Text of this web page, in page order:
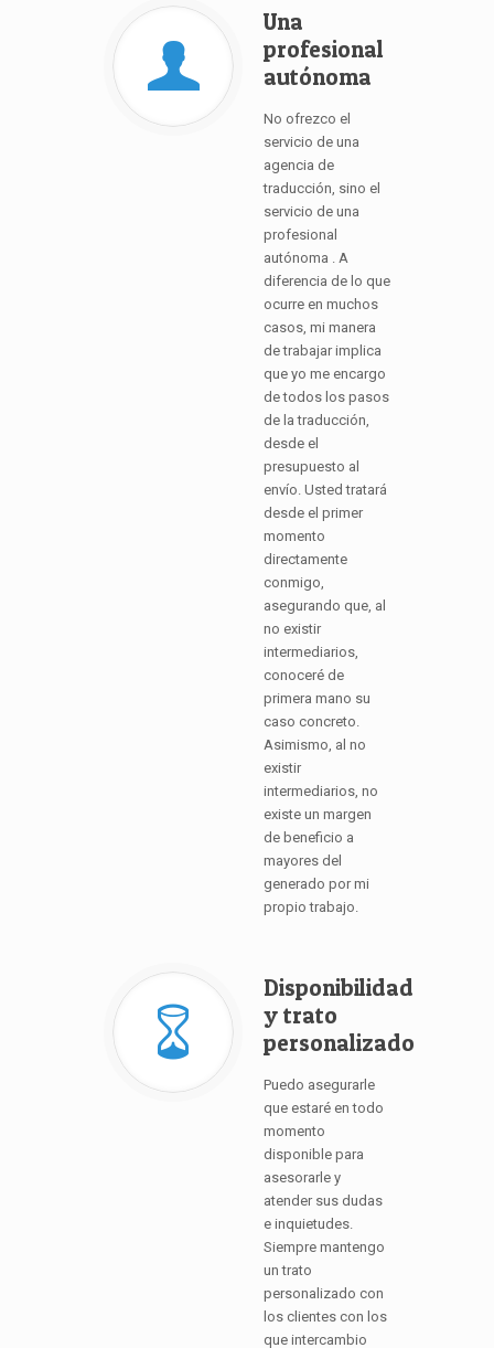
Una
profesional
autónoma
No ofrezco el
servicio de una
agencia de
traducción, sino el
servicio de una
profesional
autónoma . A
diferencia de lo que
ocurre en muchos
casos, mi manera
de trabajar implica
que yo me encargo
de todos los pasos
de la traducción,
desde el
presupuesto al
envío. Usted tratará
desde el primer
momento
directamente
conmigo,
asegurando que, al
no existir
intermediarios,
conoceré de
primera mano su
caso concreto.
Asimismo, al no
existir
intermediarios, no
existe un margen
de beneficio a
mayores del
generado por mi
propio trabajo.
Disponibilidad
y trato
personalizado
Puedo asegurarle
que estaré en todo
momento
disponible para
asesorarle y
atender sus dudas
e inquietudes.
Siempre mantengo
un trato
personalizado con
los clientes con los
que intercambio